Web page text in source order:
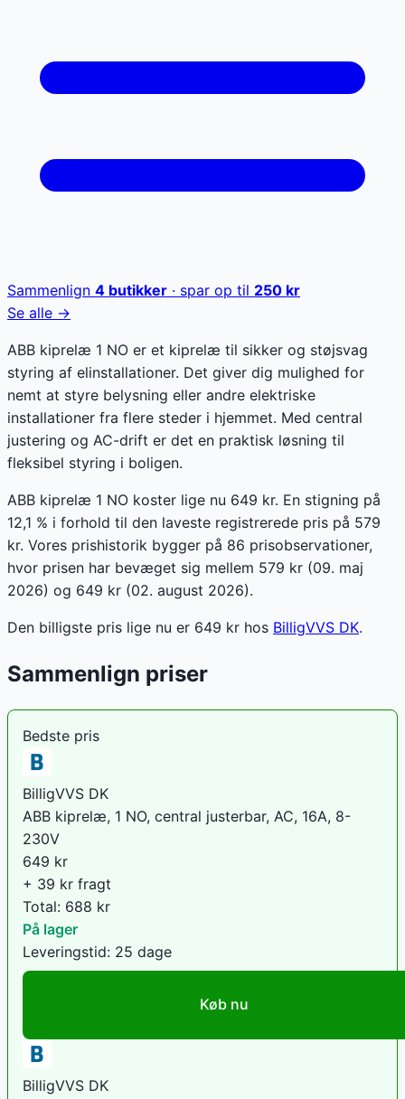
Sammenlign 4 butikker · spar op til 250 kr
Se alle →
ABB kiprelæ 1 NO er et kiprelæ til sikker og støjsvag
styring af elinstallationer. Det giver dig mulighed for
nemt at styre belysning eller andre elektriske
installationer fra flere steder i hjemmet. Med central
justering og AC-drift er det en praktisk løsning til
fleksibel styring i boligen.
ABB kiprelæ 1 NO koster lige nu 649 kr. En stigning på
12,1 % i forhold til den laveste registrerede pris på 579
kr. Vores prishistorik bygger på 86 prisobservationer,
hvor prisen har bevæget sig mellem 579 kr (09. maj
2026) og 649 kr (02. august 2026).
Den billigste pris lige nu er 649 kr hos BilligVVS DK.
Sammenlign priser
Bedste pris
BilligVVS DK
ABB kiprelæ, 1 NO, central justerbar, AC, 16A, 8-
230V
649 kr
+ 39 kr fragt
Total: 688 kr
På lager
Leveringstid: 25 dage
Køb nu
BilligVVS DK